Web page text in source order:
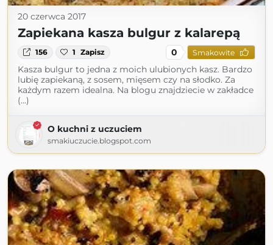
20 czerwca 2017
Zapiekana kasza bulgur z kalarepą
156 1 Zapisz 0 Smakowite
Kasza bulgur to jedna z moich ulubionych kasz. Bardzo
lubię zapiekaną, z sosem, mięsem czy na słodko. Za
każdym razem idealna. Na blogu znajdziecie w zakładce
(...)
O kuchni z uczuciem
smakiuczucie.blogspot.com